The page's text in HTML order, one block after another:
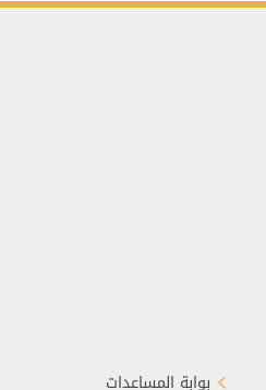
بوابة المساعدات